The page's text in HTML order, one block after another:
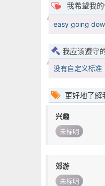
我希望我
easy going
我应该遵守
没有自定义标准
更好地了解
兴趣
未标明
郊游
未标明